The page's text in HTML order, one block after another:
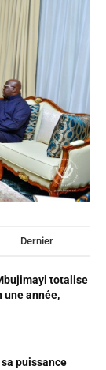
Dernier
totalise
une année,
puissance